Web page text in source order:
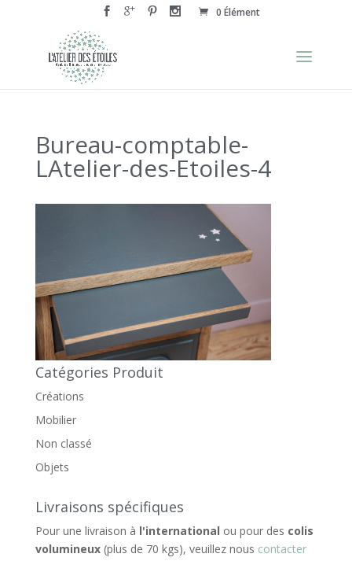
0 Élément
Bureau-comptable-
LAtelier-des-Etoiles-4
Catégories Produit
Créations
Mobilier
Non classé
Objets
Livraisons spécifiques
Pour une livraison à l'international ou pour des colis
volumineux(plus de 70 kgs), veuillez nous contacter